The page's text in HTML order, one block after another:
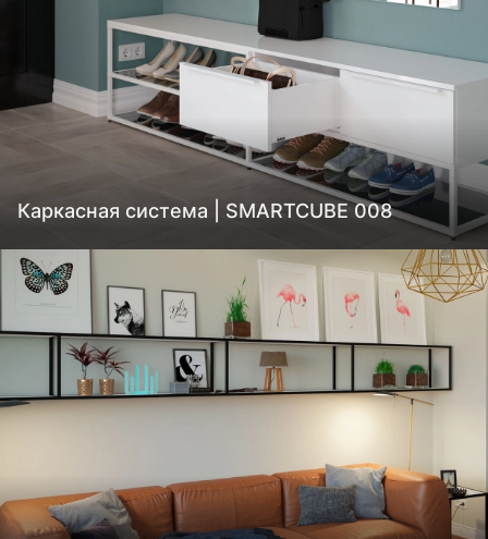
Каркасная система | SMARTCUBE 008